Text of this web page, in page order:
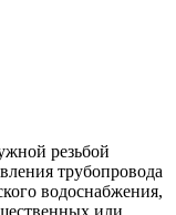
резьбой
трубопровода
водоснабжения,
или